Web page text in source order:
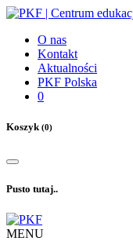
O nas
Kontakt
Aktualności
PKF Polska
0
Koszyk(0)
Pusto tutaj..
MENU